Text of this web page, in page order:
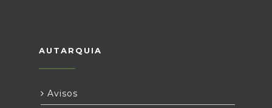
AUTARQUIA
Avisos